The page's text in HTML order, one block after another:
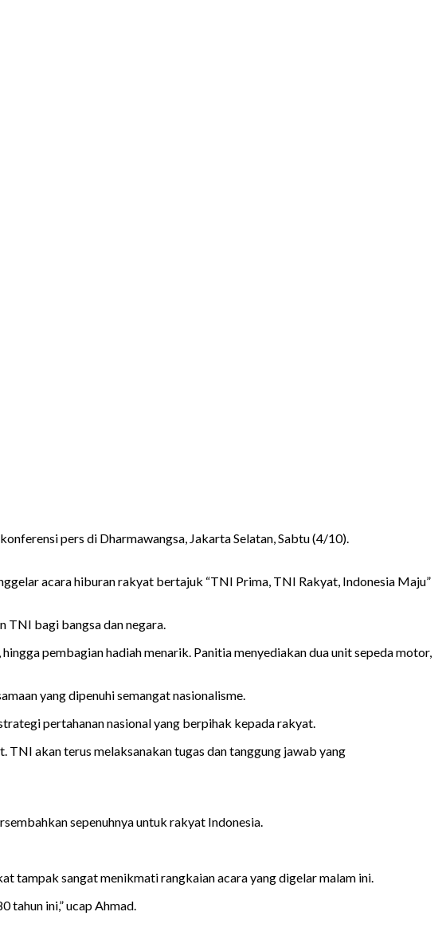
pers di Dharmawangsa, Jakarta Selatan, Sabtu (4/10).
acara hiburan rakyat bertajuk “TNI Prima, TNI Rakyat, Indonesia Maju”
TNI bagi bangsa dan negara.
pembagian hadiah menarik. Panitia menyediakan dua unit sepeda motor,
yang dipenuhi semangat nasionalisme.
pertahanan nasional yang berpihak kepada rakyat.
TNI akan terus melaksanakan tugas dan tanggung jawab yang
sepenuhnya untuk rakyat Indonesia.
tampak sangat menikmati rangkaian acara yang digelar malam ini.
ini,” ucap Ahmad.